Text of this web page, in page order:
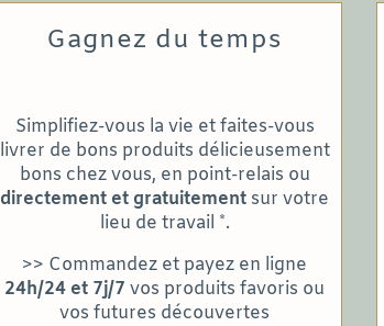
Gagnez du temps
Simplifiez-vous la vie et faites-vous
livrer de bons produits délicieusement
bons chez vous, en point-relais ou
directement et gratuitement sur votre
lieu de travail *.
>> Commandez et payez en ligne
24h/24 et 7j/7 vos produits favoris ou
vos futures découvertes